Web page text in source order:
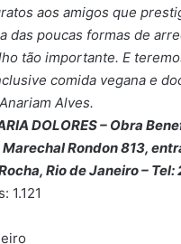
aos amigos que
das poucas formas de
tão importante. E
comida vegana e
Alves.
DOLORES – Obra
Rondon 813,
Rio de Janeiro – Tel:
1.121